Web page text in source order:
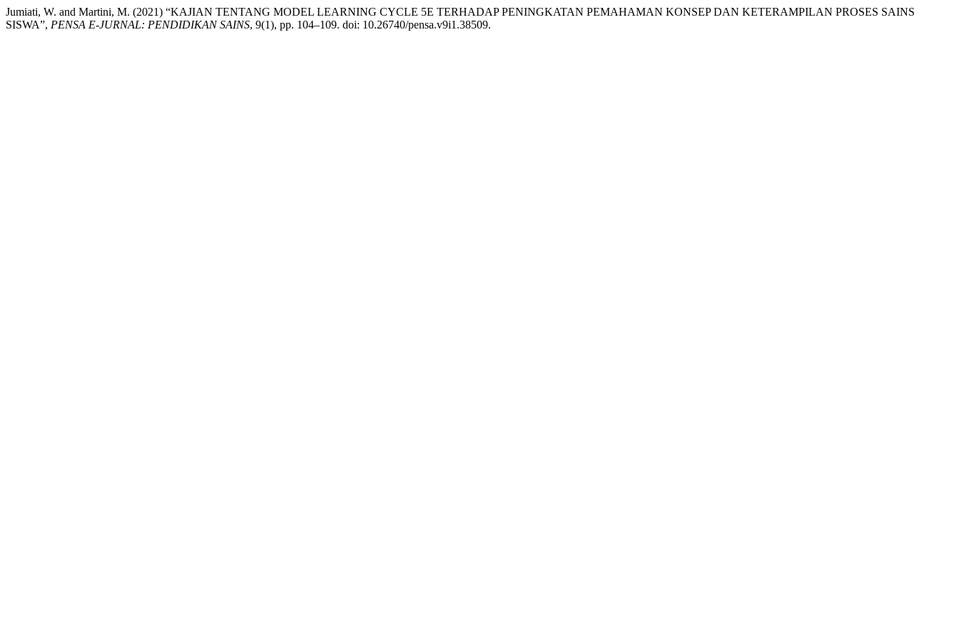
Jumiati, W. and Martini, M. (2021) “KAJIAN TENTANG MODEL LEARNING CYCLE 5E TERHADAP PENINGKATAN PEMAHAMAN KONSEP DAN KETERAMPILAN PROSES SAINS
SISWA”, PENSA E-JURNAL: PENDIDIKAN SAINS, 9(1), pp. 104–109. doi: 10.26740/pensa.v9i1.38509.